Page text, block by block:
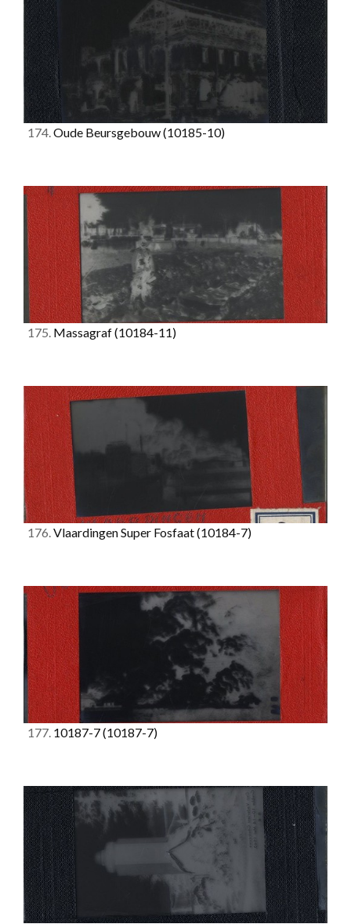
174.Oude Beursgebouw(10185-10)
175. Massagraf(10184-11)
176.Vlaardingen Super Fosfaat(10184-7)
177. 10187-7(10187-7)